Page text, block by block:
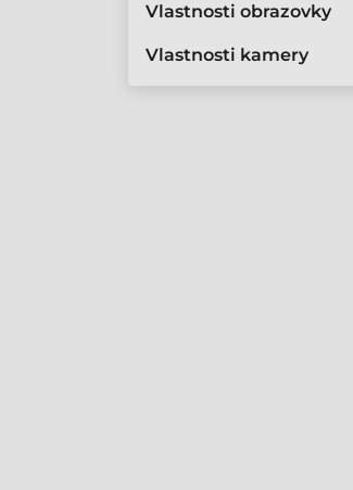
Vlastnosti obrazovky
Vlastnosti kamery